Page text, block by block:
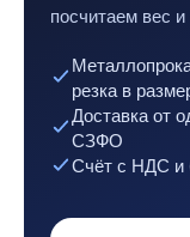
посчитаем вес
резка в
Доставка от
СЗФО
Счёт с НДС и